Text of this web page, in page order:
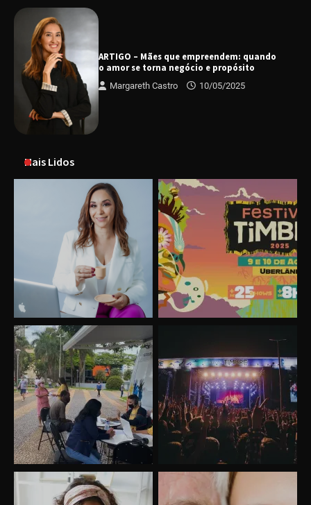
ARTIGO – Mães que empreendem: quando
o amor se torna negócio e propósito
Margareth Castro 10/05/2025
Mais Lidos